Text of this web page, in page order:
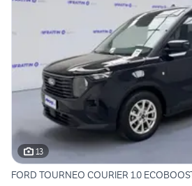
13
FORD TOURNEO COURIER 1.0